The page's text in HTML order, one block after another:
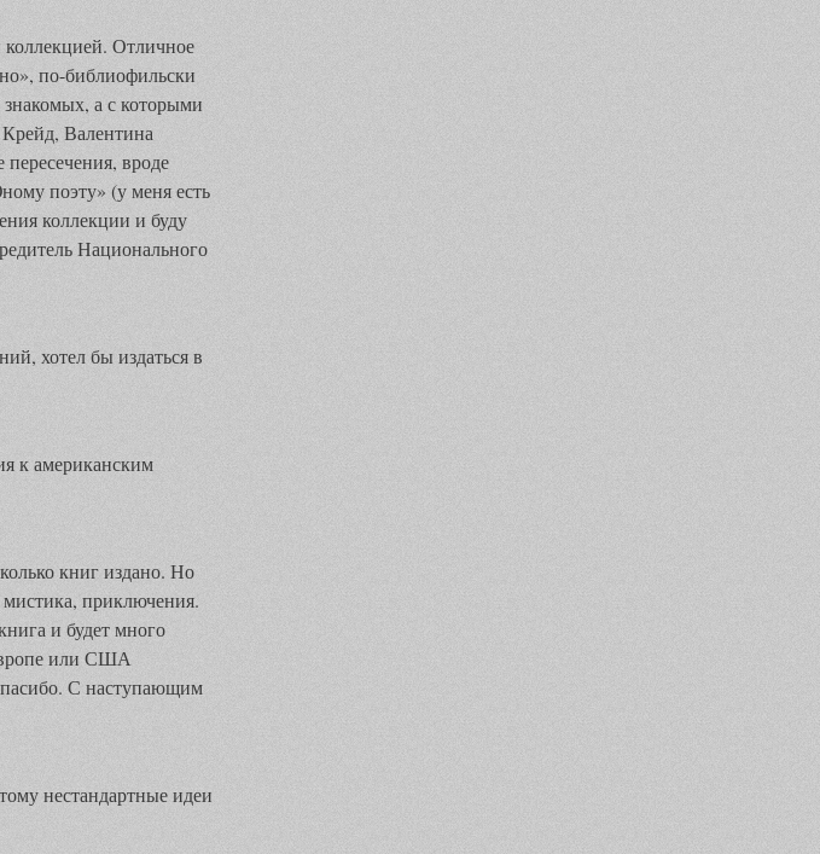
Отличное
по-библиофильски
а с которыми
Валентина
вроде
поэту» (у меня есть
коллекции и буду
Национального
хотел бы издаться в
к американским
книг издано. Но
приключения.
и будет много
или США
С наступающим
нестандартные идеи